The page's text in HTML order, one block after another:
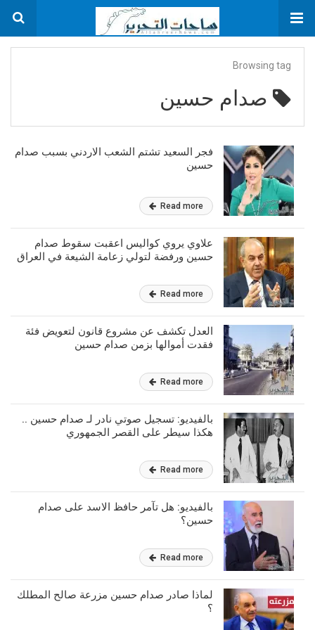
Browsing tag
صدام حسين
فجر السعيد تشتم الشعب الاردني بسبب صدام
حسين
Read more
علاوي يروي كواليس اعقبت سقوط صدام
حسين ورفضة لتولي زعامة الشيعة في العراق
Read more
العدل تكشف عن مشروع قانون لتعويض فئة
فقدت أموالها بزمن صدام حسين
Read more
بالفيديو: تسجيل صوتي نادر لـ صدام حسين ..
هكذا سيطر على القصر الجمهوري
Read more
بالفيديو: هل تآمر حافظ الاسد على صدام
حسين؟
Read more
لماذا صادر صدام حسين مزرعة صالح المطلك
؟